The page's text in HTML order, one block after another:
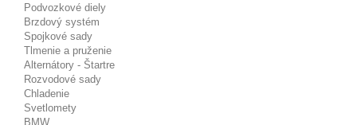
Podvozkové diely
Brzdový systém
Spojkové sady
Tlmenie a pruženie
Alternátory - Štartre
Rozvodové sady
Chladenie
Svetlomety
BMW